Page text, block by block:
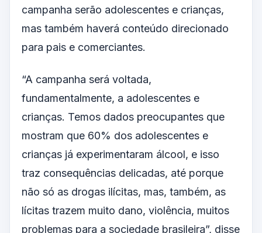
campanha serão adolescentes e crianças,
mas também haverá conteúdo direcionado
para pais e comerciantes.
“A campanha será voltada,
fundamentalmente, a adolescentes e
crianças. Temos dados preocupantes que
mostram que 60% dos adolescentes e
crianças já experimentaram álcool, e isso
traz consequências delicadas, até porque
não só as drogas ilícitas, mas, também, as
lícitas trazem muito dano, violência, muitos
problemas para a sociedade brasileira”, disse